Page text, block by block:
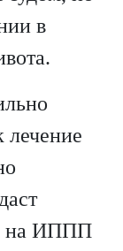
в
лечение
на ИППП